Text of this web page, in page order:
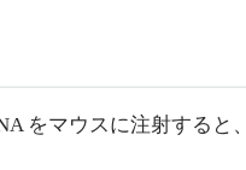
をマウスに注射する